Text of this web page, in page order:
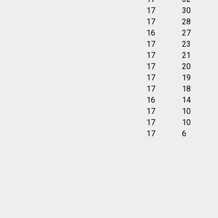
17
30
17
28
16
27
17
23
17
21
17
20
17
19
17
18
16
14
17
10
17
10
17 6